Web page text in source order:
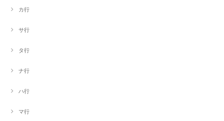
カ行
サ行
タ行
ナ行
ハ行
マ行